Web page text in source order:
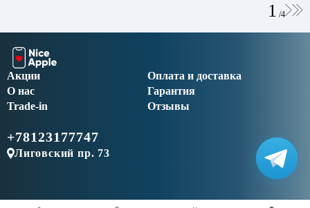
1 /4
Акции
О нас
Оплата и доставка
Trade-in
Гарантия
Отзывы
+78123177747
Лиговский пр. 73